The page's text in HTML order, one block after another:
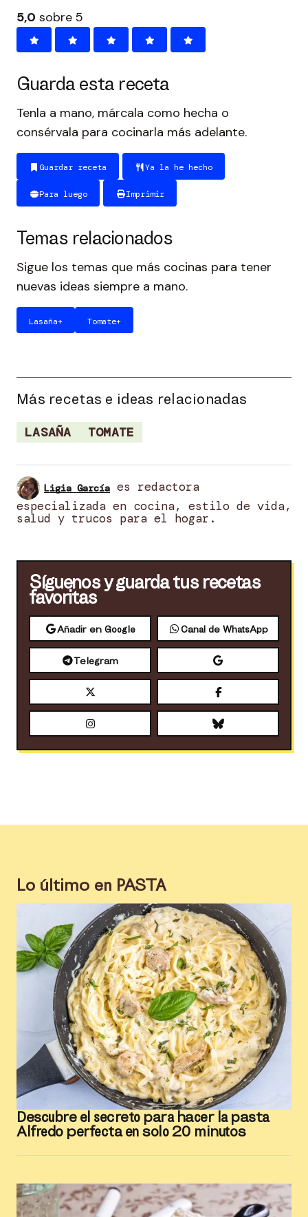
5,0 sobre 5
Guarda esta receta
Tenla a mano, márcala como hecha o
consérvala para cocinarla más adelante.
Guardar receta Ya la he hecho
Para luego Imprimir
Temas relacionados
Sigue los temas que más cocinas para tener
nuevas ideas siempre a mano.
Lasaña+ Tomate+
Más recetas e ideas relacionadas
LASAÑA TOMATE
Ligia García es redactora
especializada en cocina, estilo de vida,
salud y trucos para el hogar.
Síguenos y guarda tus recetas
favoritas
Añadir en Google Canal de WhatsApp
Telegram
Lo último en PASTA
Descubre el secreto para hacer la pasta
Alfredo perfecta en solo 20 minutos